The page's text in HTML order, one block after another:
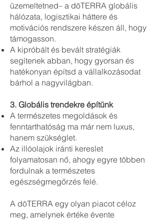
üzemeltetned– a dōTERRA globális
hálózata, logisztikai háttere és
motivációs rendszere készen áll, hogy
támogasson.
A kipróbált és bevált stratégiák
segítenek abban, hogy gyorsan és
hatékonyan építsd a vállalkozásodat
bárhol a nagyvilágban.
3. Globális trendekre építünk
A természetes megoldások és
fenntarthatóság ma már nem luxus,
hanem szükséglet.
Az illóolajok iránti kereslet
folyamatosan nő, ahogy egyre többen
fordulnak a természetes
egészségmegőrzés felé.
A dōTERRA egy olyan piacot céloz
meg, amelynek értéke évente